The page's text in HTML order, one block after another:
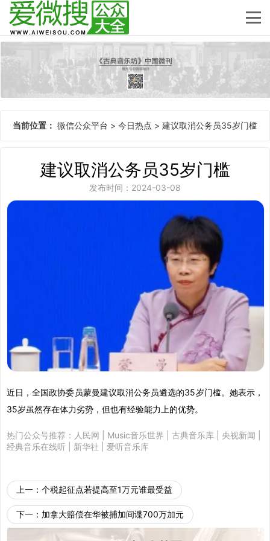
当前位置： 微信公众平台 > 今日热点 > 建议取消公务员35岁门槛
建议取消公务员35岁门槛
发布时间：2024-03-08
近日，全国政协委员蒙曼建议取消公务员遴选的35岁门槛。她表示，
35岁虽然存在体力劣势，但也有经验能力上的优势。
热门公众号推荐： 人民网 Music音乐世界 古典音乐库 央视新闻
经典音乐在线听
新华社 爱听音乐库
上一： 个税起征点若提高至1万元谁最受益
下一： 加拿大赔偿在华被捕加间谍700万加元